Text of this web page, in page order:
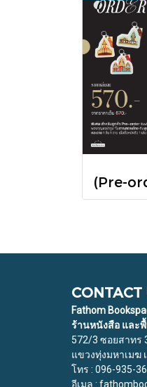
CONTACT
Fathom
ร้านหนังสือ และ
572/3 ซอยสาทร
แขวงทุ่งมหาเมฆ
โทร : 096-935-
อีเมล :